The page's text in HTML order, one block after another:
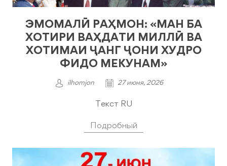
ЭМОМАЛӢ РАҲМОН: «МАН БА
ХОТИРИ ВАҲДАТИ МИЛЛӢ ВА
ХОТИМАИ ҶАНГ ҶОНИ ХУДРО
ФИДО МЕКУНАМ»
ilhomjon 27 июня, 2026
Текст RU
Подробный